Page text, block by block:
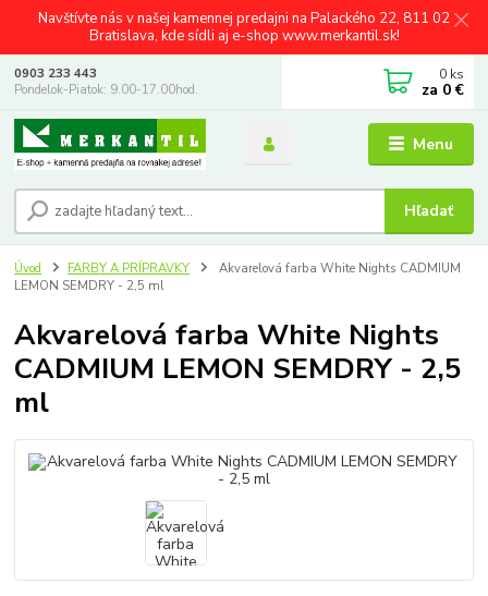
Navštívte nás v našej kamennej predajni na Palackého 22, 811 02
Bratislava, kde sídli aj e-shop www.merkantil.sk!
Menu
Hľadať
0903 233 443
Pondelok-Piatok: 9.00-17.00hod.
0 ks
za 0 €
Úvod FARBY A PRÍPRAVKY
Akvarelová farba White Nights CADMIUM
LEMON SEMDRY - 2,5 ml
Akvarelová farba White Nights
CADMIUM LEMON SEMDRY - 2,5
ml